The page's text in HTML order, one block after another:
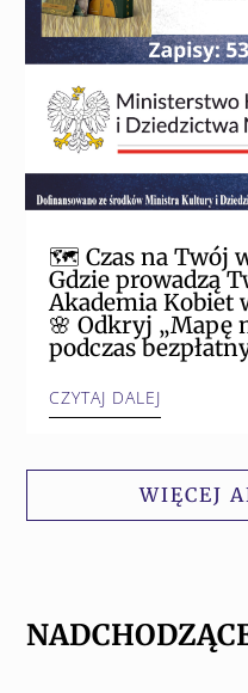
🗺️ Czas na Twój
Gdzie prowadzą
Akademia Kobiet
🌸 Odkryj „Mapę
podczas
CZYTAJ DALEJ
WIĘCEJ